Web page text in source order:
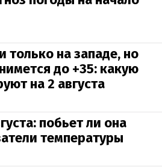
только на западе, но
до +35: какую
на 2 августа
побьет ли она
температуры